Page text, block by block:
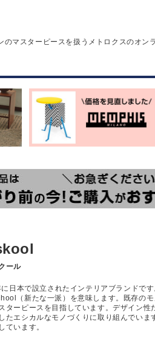
マスターピースを扱うメトロクスのオン
ール
日本で設立されたインテリアブランドで
（新たな一派）を意味します。既存の
ターピースを目指しています。デザイン
たエシカルなモノづくりに取り組んでい
ています。